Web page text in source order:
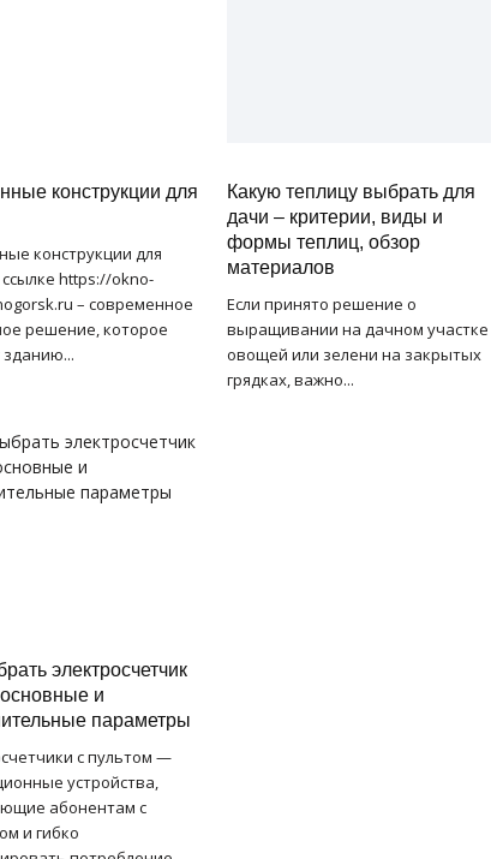
конструкции для
конструкции для
https://okno-
– современное
решение, которое
Какую теплицу выбрать для
дачи – критерии, виды и
формы теплиц, обзор
материалов
Если принято решение о
выращивании на дачном участке
овощей или зелени на закрытых
грядках, важно...
электросчетчик
и
параметры
с пультом —
устройства,
абонентам с
и гибко